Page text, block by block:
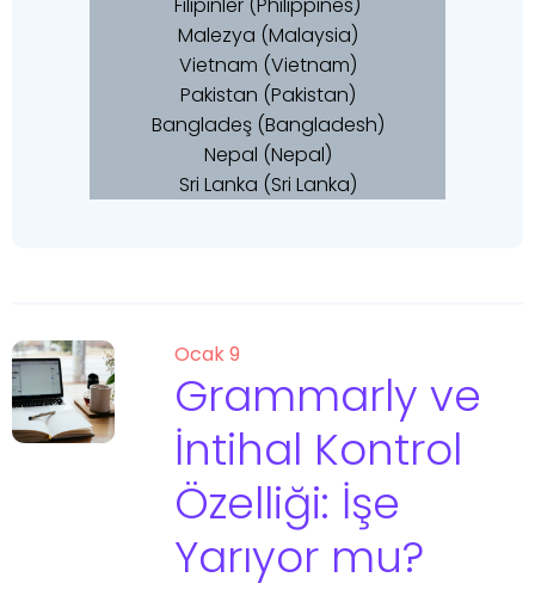
Malezya (Malaysia)
Vietnam (Vietnam)
Pakistan (Pakistan)
Bangladeş (Bangladesh)
Nepal (Nepal)
Sri Lanka (Sri Lanka)
Ocak 9
Grammarly ve
İntihal Kontrol
Özelliği: İşe
Yarıyor mu?